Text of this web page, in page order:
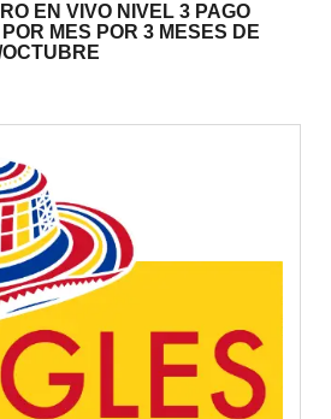
EN VIVO NIVEL 3 PAGO
MES POR 3 MESES DE